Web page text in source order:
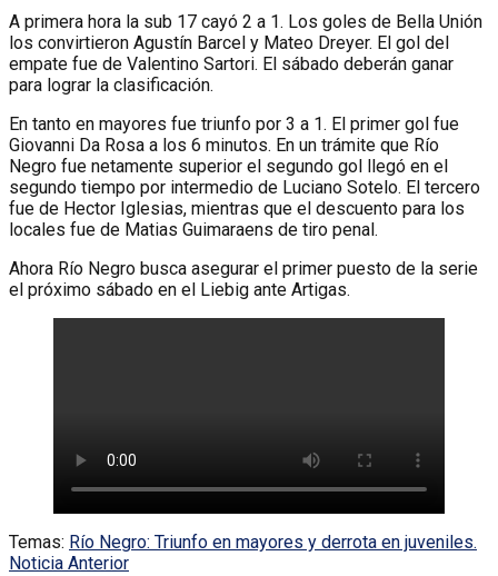
A primera hora la sub 17 cayó 2 a 1. Los goles de Bella Unión
los convirtieron Agustín Barcel y Mateo Dreyer. El gol del
empate fue de Valentino Sartori. El sábado deberán ganar
para lograr la clasificación.
En tanto en mayores fue triunfo por 3 a 1. El primer gol fue
Giovanni Da Rosa a los 6 minutos. En un trámite que Río
Negro fue netamente superior el segundo gol llegó en el
segundo tiempo por intermedio de Luciano Sotelo. El tercero
fue de Hector Iglesias, mientras que el descuento para los
locales fue de Matias Guimaraens de tiro penal.
Ahora Río Negro busca asegurar el primer puesto de la serie
el próximo sábado en el Liebig ante Artigas.
Temas: Río Negro: Triunfo en mayores y derrota en juveniles.
Noticia Anterior